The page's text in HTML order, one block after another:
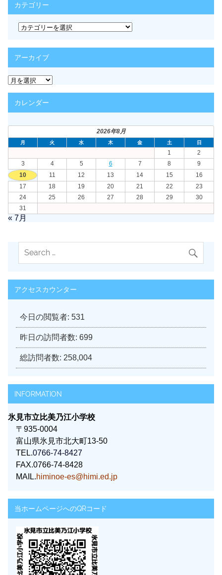
カテゴリー
カ
テ
リ
ー
アーカイブ
ア
ー
カ
イカレンダー
2026年8月
月 火 水 木 金 土 日
1
2
3
4 5 6 7 8
9
10
11 12 13 14 15
16
17
18 19 20 21 22
23
24
25 26 27 28 29
30
31
« 7月
アクセスカウンター
今日の閲覧者: 531
昨日の訪問者数: 699
総訪問者数: 258,004
INFORMATION
氷見市立比美乃江小学校
〒935-0004
富山県氷見市北大町13-50
TEL.0766-74-8427
FAX.0766-74-8428
MAIL.himinoe-es@himi.ed.jp
当ホームページへのQRコード